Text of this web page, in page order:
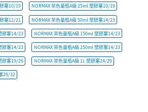
塞10/19 NORMAX 茶色量瓶A級 25ml 塑膠塞10/19
塞12/21 NORMAX 茶色量瓶A級 50ml 塑膠塞14/23
膠塞14/23 NORMAX 茶色量瓶A級 150ml 塑膠塞14/23
膠塞14/23 NORMAX 茶色量瓶A級 250ml 塑膠塞14/23
膠塞19/26 NORMAX 茶色量瓶A級 1L 塑膠塞24/29
29/32